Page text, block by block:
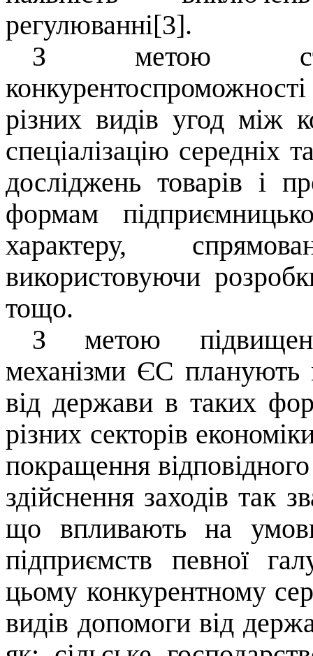
регулюванні[3].
З метою
різних видів угод між
спеціалізацію середніх
досліджень товарів і
формам
характеру,
використовуючи
тощо.
З метою
механізми ЄС планують
від держави в таких
різних секторів
покращення відповідного
здійснення заходів так
що впливають на
підприємств певної
цьому конкурентному
видів допомоги від